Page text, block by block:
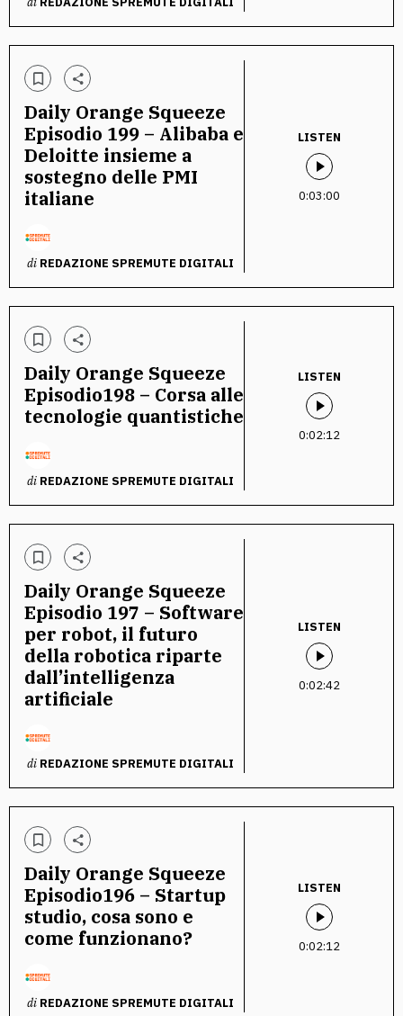
Daily Orange Squeeze
Episodio 199 – Alibaba e
Deloitte insieme a
sostegno delle PMI
italiane
di REDAZIONE SPREMUTE DIGITALI
LISTEN
0:03:00
Daily Orange Squeeze
Episodio198 – Corsa alle
tecnologie quantistiche
di REDAZIONE SPREMUTE DIGITALI
LISTEN
0:02:12
Daily Orange Squeeze
Episodio 197 – Software
per robot, il futuro
della robotica riparte
dall’intelligenza
artificiale
di REDAZIONE SPREMUTE DIGITALI
LISTEN
0:02:42
Daily Orange Squeeze
Episodio196 – Startup
studio, cosa sono e
come funzionano?
di REDAZIONE SPREMUTE DIGITALI
LISTEN
0:02:12